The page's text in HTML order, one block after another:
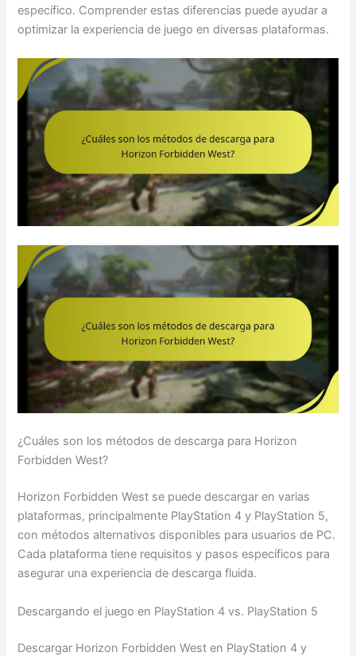
específico. Comprender estas diferencias puede ayudar a
optimizar la experiencia de juego en diversas plataformas.
¿Cuáles son los métodos de descarga para Horizon
Forbidden West?
Horizon Forbidden West se puede descargar en varias
plataformas, principalmente PlayStation 4 y PlayStation 5,
con métodos alternativos disponibles para usuarios de PC.
Cada plataforma tiene requisitos y pasos específicos para
asegurar una experiencia de descarga fluida.
Descargando el juego en PlayStation 4 vs. PlayStation 5
Descargar Horizon Forbidden West en PlayStation 4 y